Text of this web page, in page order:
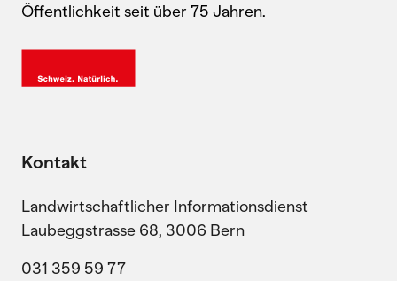
Öffentlichkeit seit über 75 Jahren.
Kontakt
Landwirtschaftlicher Informationsdienst
Laubeggstrasse 68, 3006 Bern
031 359 59 77